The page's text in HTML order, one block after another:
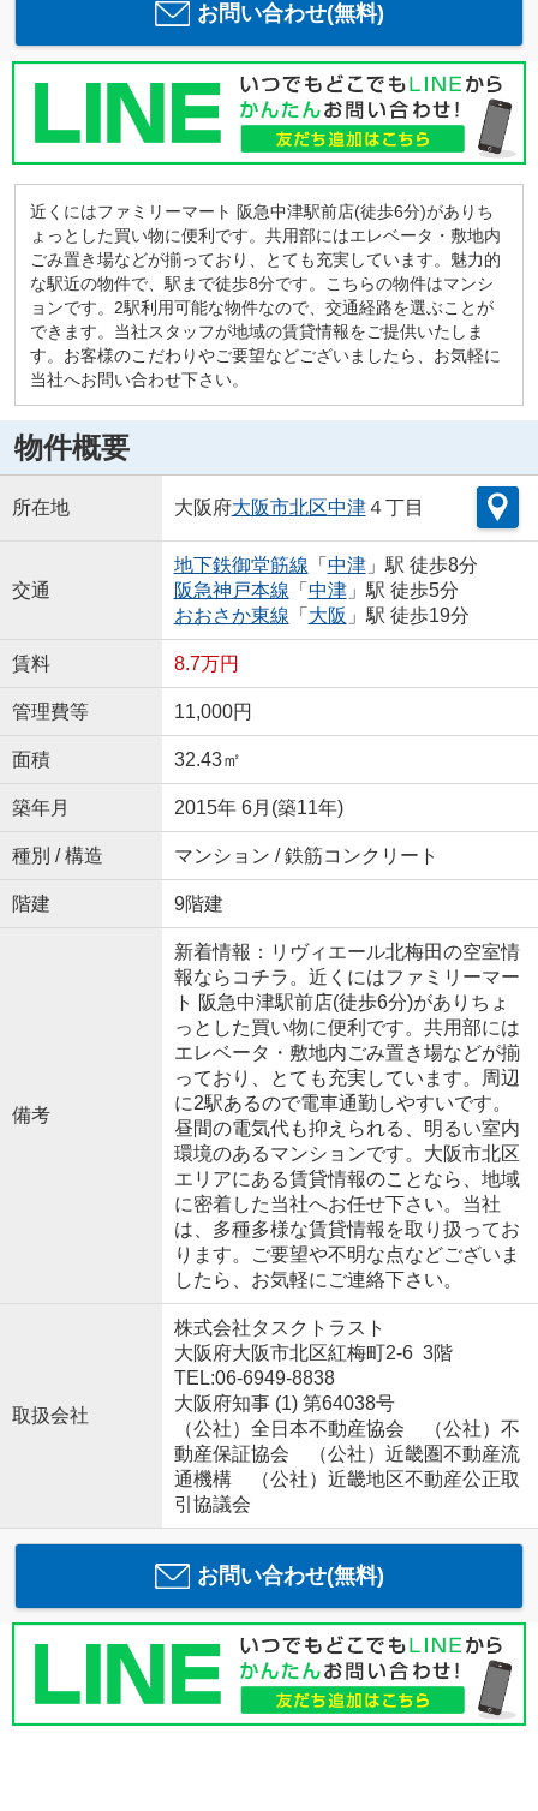
お問い合わせ(無料)
近くにはファミリーマート 阪急中津駅前店(徒歩6分)がありち
ょっとした買い物に便利です。共用部にはエレベータ・敷地内
ごみ置き場などが揃っており、とても充実しています。魅力的
な駅近の物件で、駅まで徒歩8分です。こちらの物件はマンシ
ョンです。2駅利用可能な物件なので、交通経路を選ぶことが
できます。当社スタッフが地域の賃貸情報をご提供いたしま
す。お客様のこだわりやご要望などございましたら、お気軽に
当社へお問い合わせ下さい。
物件概要
所在地 大阪府大阪市北区中津４丁目
交通
地下鉄御堂筋線 「 中津」駅 徒歩8分
阪急神戸本線 「 中津」駅 徒歩5分
おおさか東線 「 大阪 」駅 徒歩19分
賃料 8.7万円
管理費等 11,000円
面積 32.43㎡
築年月 2015年 6月(築11年)
種別 / 構造 マンション / 鉄筋コンクリート
階建 9階建
備考
新着情報：リヴィエール北梅田の空室情
報ならコチラ。近くにはファミリーマー
ト 阪急中津駅前店(徒歩6分)がありちょ
っとした買い物に便利です。共用部には
エレベータ・敷地内ごみ置き場などが揃
っており、とても充実しています。周辺
に2駅あるので電車通勤しやすいです。
昼間の電気代も抑えられる、明るい室内
環境のあるマンションです。大阪市北区
エリアにある賃貸情報のことなら、地域
に密着した当社へお任せ下さい。当社
は、多種多様な賃貸情報を取り扱ってお
ります。ご要望や不明な点などございま
したら、お気軽にご連絡下さい。
取扱会社
株式会社タスクトラスト
大阪府大阪市北区紅梅町2-6 3階
TEL:06-6949-8838
大阪府知事 (1) 第64038号
（公社）全日本不動産協会 （公社）不
動産保証協会 （公社）近畿圏不動産流
通機構 （公社）近畿地区不動産公正取
引協議会
お問い合わせ(無料)